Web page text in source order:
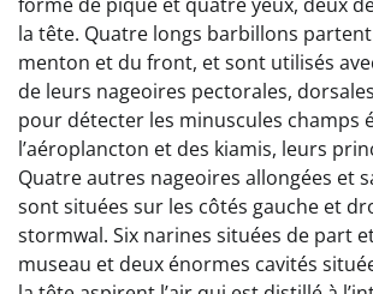
la tête. Quatre longs barbillons
menton et du front, et sont utilisés
de leurs nageoires pectorales,
pour détecter les minuscules champs
l’aéroplancton et des kiamis, leurs
Quatre autres nageoires allongées et
sont situées sur les côtés gauche et
stormwal. Six narines situées de part
museau et deux énormes cavités